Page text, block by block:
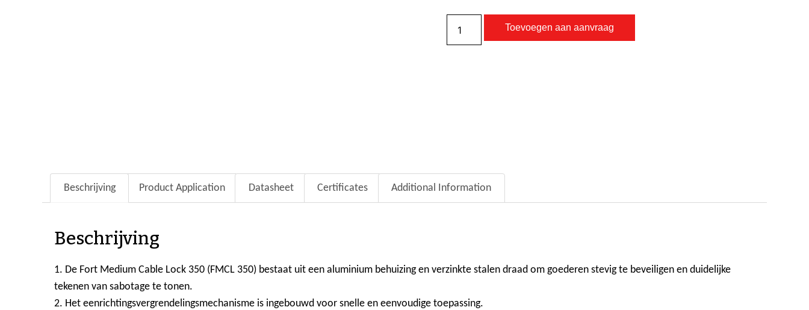
Toevoegen aan aanvraag
Beschrijving Product Application Datasheet Certificates Additional Information
Beschrijving
1. De Fort Medium Cable Lock 350 (FMCL 350) bestaat uit een aluminium behuizing en verzinkte stalen draad om goederen stevig te beveiligen en duidelijke
tekenen van sabotage te tonen.
2. Het eenrichtingsvergrendelingsmechanisme is ingebouwd voor snelle en eenvoudige toepassing.